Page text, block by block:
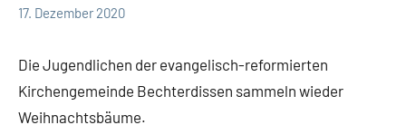
17. Dezember 2020
Die Jugendlichen der evangelisch-reformierten
Kirchengemeinde Bechterdissen sammeln wieder
Weihnachtsbäume.